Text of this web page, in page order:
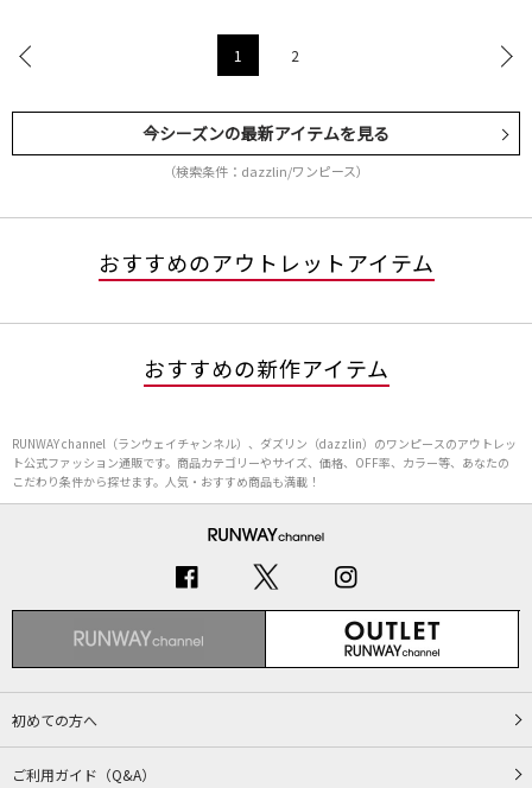
1 2
今シーズンの最新アイテムを見る
（検索条件：dazzlin/ワンピース）
おすすめのアウトレットアイテム
おすすめの新作アイテム
RUNWAY channel（ランウェイチャンネル）、ダズリン（dazzlin）のワンピースのアウトレッ
ト公式ファッション通販です。商品カテゴリーやサイズ、価格、OFF率、カラー等、あなたの
こだわり条件から探せます。人気・おすすめ商品も満載！
初めての方へ
ご利用ガイド（Q&A）